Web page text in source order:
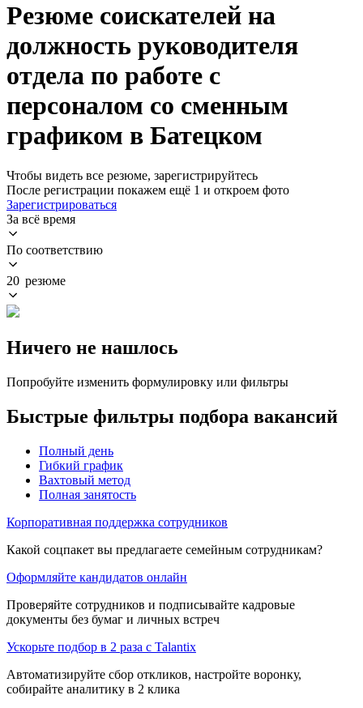
Резюме соискателей на
должность руководителя
отдела по работе с
персоналом со сменным
графиком в Батецком
Чтобы видеть все резюме, зарегистрируйтесь
После регистрации покажем ещё 1 и откроем фото
Зарегистрироваться
За всё время
По соответствию
20 резюме
Ничего не нашлось
Попробуйте изменить формулировку или фильтры
Быстрые фильтры подбора вакансий
Полный день
Гибкий график
Вахтовый метод
Полная занятость
Корпоративная поддержка сотрудников
Какой соцпакет вы предлагаете семейным сотрудникам?
Оформляйте кандидатов онлайн
Проверяйте сотрудников и подписывайте кадровые
документы без бумаг и личных встреч
Ускорьте подбор в 2 раза с Talantix
Автоматизируйте сбор откликов, настройте воронку,
собирайте аналитику в 2 клика